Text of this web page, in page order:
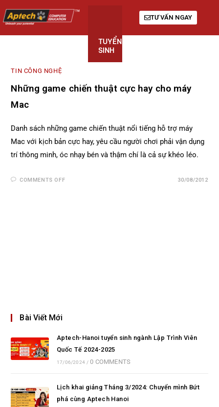
TUYỂN
SINH
TƯ VẤN NGAY
TIN CÔNG NGHỆ
Những game chiến thuật cực hay cho máy
Mac
Danh sách những game chiến thuật nổi tiếng hỗ trợ máy
Mac với kịch bản cực hay, yêu cầu người chơi phải vận dụng
trí thông minh, óc nhạy bén và thậm chí là cả sự khéo léo.
COMMENTS OFF 30/08/2012
Bài Viết Mới
Aptech-Hanoi tuyển sinh ngành Lập Trình Viên
Quốc Tế 2024-2025
17/06/2024 / 0 COMMENTS
Lịch khai giảng Tháng 3/2024: Chuyển mình Bứt
phá cùng Aptech Hanoi